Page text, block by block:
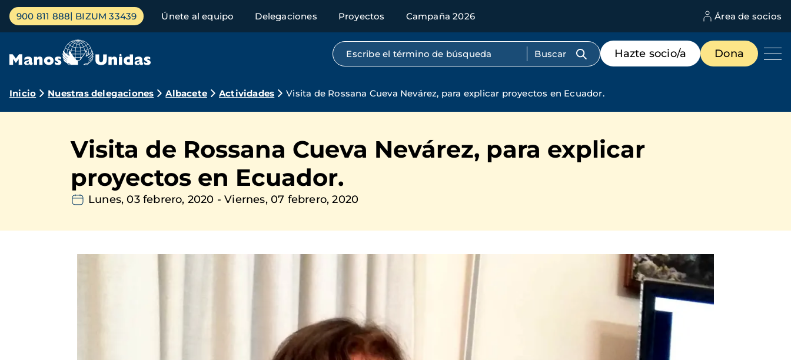
Pasar
contenido
Menú
principal
900 811 888 BIZUM 33439 Únete al equipo Delegaciones Proyectos Campaña 2026 Área de socios
Búsqueda por texto completo
Menú
de
destacados
Hazte socio/a Dona
Ruta
navegación
Inicio Nuestras delegaciones Albacete Actividades Visita de Rossana Cueva Nevárez, para explicar proyectos en Ecuador.
Visita de Rossana Cueva Nevárez, para explicar
proyectos en Ecuador.
Lunes, 03 febrero, 2020 -Viernes, 07 febrero, 2020